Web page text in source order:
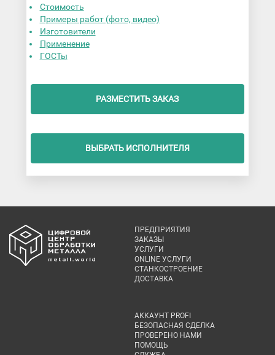
Стоимость
Примеры работ (фото, видео)
Изготовители
Применение
ГОСТы
РАЗМЕСТИТЬ ЗАКАЗ
ВЫБРАТЬ ИСПОЛНИТЕЛЯ
ПРЕДПРИЯТИЯ
ЗАКАЗЫ
УСЛУГИ
ONLINE УСЛУГИ
СТАНКОСТРОЕНИЕ
ДОСТАВКА
АККАУНТ PROFI
БЕЗОПАСНАЯ СДЕЛКА
ПРОВЕРЕНО НАМИ
ПОМОЩЬ